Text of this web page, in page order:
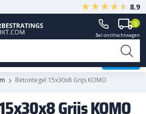
Gegarandeerd A-kwaliteit
8.9
Bel onsVrachtwagen
0
Betontegel 15x30x8 Grijs KOMO
Grijs KOMO
Grijs KOMO